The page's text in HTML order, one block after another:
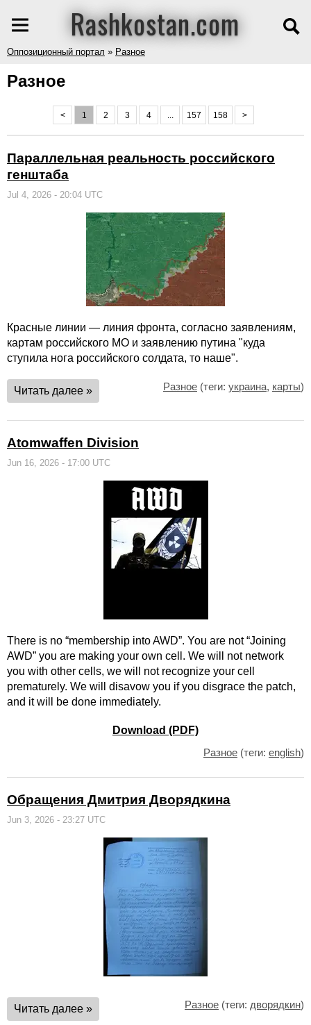
Rashkostan.com
Оппозиционный портал » Разное
Разное
< 1 2 3 4 ... 157 158 >
Параллельная реальность российского
генштаба
Jul 4, 2026 - 20:04 UTC
Красные линии — линия фронта, согласно заявлениям,
картам российского МО и заявлению путина "куда
ступила нога российского солдата, то наше".
Читать далее » Разное (теги: украина, карты)
Atomwaffen Division
Jun 16, 2026 - 17:00 UTC
There is no “membership into AWD”. You are not “Joining
AWD” you are making your own cell. We will not network
you with other cells, we will not recognize your cell
prematurely. We will disavow you if you disgrace the patch,
and it will be done immediately.
Download (PDF)
Разное (теги: english)
Обращения Дмитрия Дворядкина
Jun 3, 2026 - 23:27 UTC
Читать далее » Разное (теги: дворядкин)